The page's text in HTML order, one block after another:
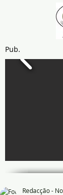
Pub.
Redacção -